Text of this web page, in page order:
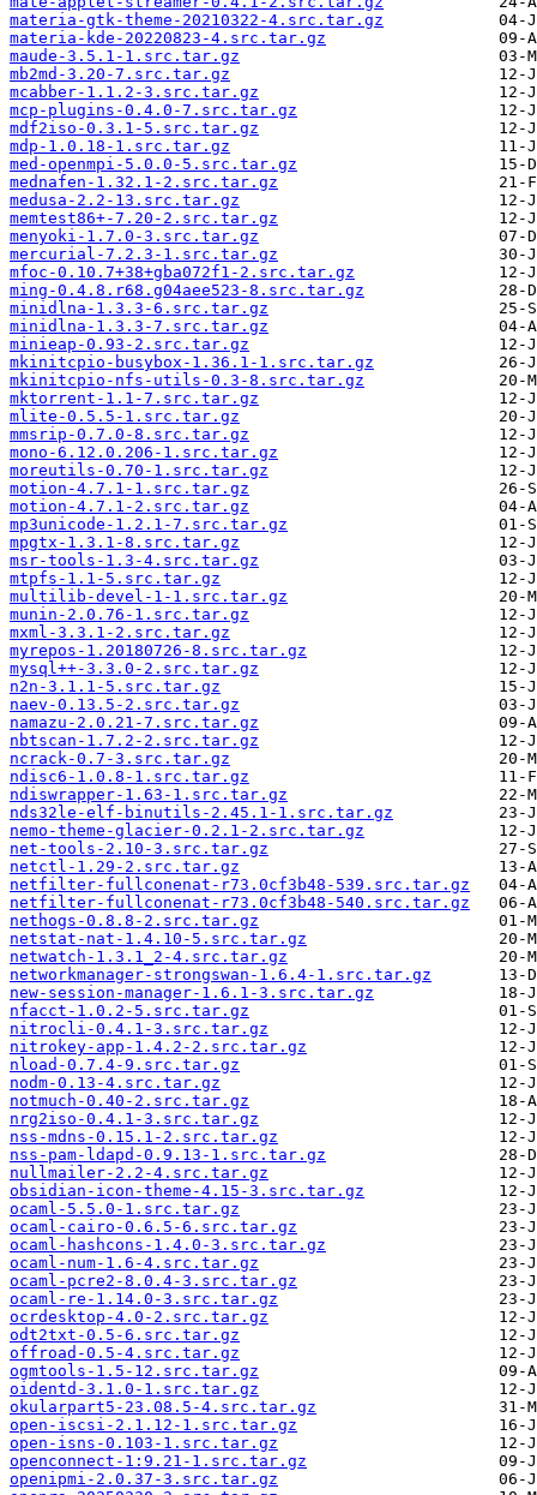
materia-gtk-theme-20210322-4.src.tar.gz
materia-kde-20220823-4.src.tar.gz
maude-3.5.1-1.src.tar.gz
mb2md-3.20-7.src.tar.gz
mcabber-1.1.2-3.src.tar.gz
mcp-plugins-0.4.0-7.src.tar.gz
mdf2iso-0.3.1-5.src.tar.gz
mdp-1.0.18-1.src.tar.gz
med-openmpi-5.0.0-5.src.tar.gz
mednafen-1.32.1-2.src.tar.gz
medusa-2.2-13.src.tar.gz
memtest86+-7.20-2.src.tar.gz
menyoki-1.7.0-3.src.tar.gz
mercurial-7.2.3-1.src.tar.gz
mfoc-0.10.7+38+gba072f1-2.src.tar.gz
ming-0.4.8.r68.g04aee523-8.src.tar.gz
minidlna-1.3.3-6.src.tar.gz
minidlna-1.3.3-7.src.tar.gz
minieap-0.93-2.src.tar.gz
mkinitcpio-busybox-1.36.1-1.src.tar.gz
mkinitcpio-nfs-utils-0.3-8.src.tar.gz
mktorrent-1.1-7.src.tar.gz
mlite-0.5.5-1.src.tar.gz
mmsrip-0.7.0-8.src.tar.gz
mono-6.12.0.206-1.src.tar.gz
moreutils-0.70-1.src.tar.gz
motion-4.7.1-1.src.tar.gz
motion-4.7.1-2.src.tar.gz
mp3unicode-1.2.1-7.src.tar.gz
mpgtx-1.3.1-8.src.tar.gz
msr-tools-1.3-4.src.tar.gz
mtpfs-1.1-5.src.tar.gz
multilib-devel-1-1.src.tar.gz
munin-2.0.76-1.src.tar.gz
mxml-3.3.1-2.src.tar.gz
myrepos-1.20180726-8.src.tar.gz
mysql++-3.3.0-2.src.tar.gz
n2n-3.1.1-5.src.tar.gz
naev-0.13.5-2.src.tar.gz
namazu-2.0.21-7.src.tar.gz
nbtscan-1.7.2-2.src.tar.gz
ncrack-0.7-3.src.tar.gz
ndisc6-1.0.8-1.src.tar.gz
ndiswrapper-1.63-1.src.tar.gz
nds32le-elf-binutils-2.45.1-1.src.tar.gz
nemo-theme-glacier-0.2.1-2.src.tar.gz
net-tools-2.10-3.src.tar.gz
netctl-1.29-2.src.tar.gz
netfilter-fullconenat-r73.0cf3b48-539.src.tar.gz
netfilter-fullconenat-r73.0cf3b48-540.src.tar.gz
nethogs-0.8.8-2.src.tar.gz
netstat-nat-1.4.10-5.src.tar.gz
netwatch-1.3.1_2-4.src.tar.gz
networkmanager-strongswan-1.6.4-1.src.tar.gz
new-session-manager-1.6.1-3.src.tar.gz
nfacct-1.0.2-5.src.tar.gz
nitrocli-0.4.1-3.src.tar.gz
nitrokey-app-1.4.2-2.src.tar.gz
nload-0.7.4-9.src.tar.gz
nodm-0.13-4.src.tar.gz
notmuch-0.40-2.src.tar.gz
nrg2iso-0.4.1-3.src.tar.gz
nss-mdns-0.15.1-2.src.tar.gz
nss-pam-ldapd-0.9.13-1.src.tar.gz
nullmailer-2.2-4.src.tar.gz
obsidian-icon-theme-4.15-3.src.tar.gz
ocaml-5.5.0-1.src.tar.gz
ocaml-cairo-0.6.5-6.src.tar.gz
ocaml-hashcons-1.4.0-3.src.tar.gz
ocaml-num-1.6-4.src.tar.gz
ocaml-pcre2-8.0.4-3.src.tar.gz
ocaml-re-1.14.0-3.src.tar.gz
ocrdesktop-4.0-2.src.tar.gz
odt2txt-0.5-6.src.tar.gz
offroad-0.5-4.src.tar.gz
ogmtools-1.5-12.src.tar.gz
oidentd-3.1.0-1.src.tar.gz
okularpart5-23.08.5-4.src.tar.gz
open-iscsi-2.1.12-1.src.tar.gz
open-isns-0.103-1.src.tar.gz
openconnect-1:9.21-1.src.tar.gz
openipmi-2.0.37-3.src.tar.gz